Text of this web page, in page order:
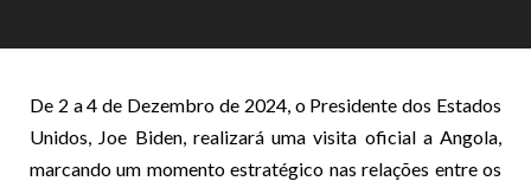
De 2 a 4 de Dezembro de 2024, o Presidente dos Estados
Unidos, Joe Biden, realizará uma visita oficial a Angola,
marcando um momento estratégico nas relações entre os